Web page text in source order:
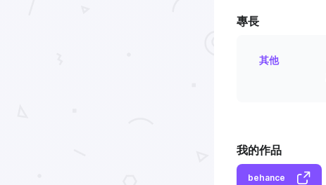
專長
其他
我的作品
behance